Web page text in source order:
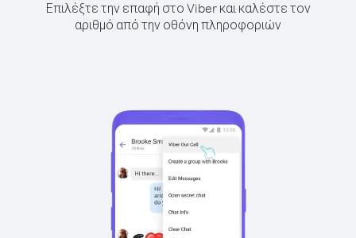
Επιλέξτε την επαφή στο Viber και καλέστε τον
αριθμό από την οθόνη πληροφοριών